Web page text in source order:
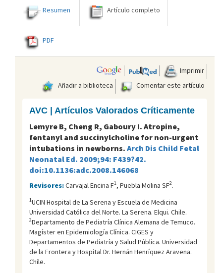
Resumen Artículo completo
PDF
Imprimir
Añadir a biblioteca
Comentar este artículo
AVC | Artículos Valorados Críticamente
Lemyre B, Cheng R, Gaboury I. Atropine,
fentanyl and succinylcholine for non-urgent
intubations in newborns. Arch Dis Child Fetal
Neonatal Ed. 2009;94: F439?42.
doi:10.1136:adc.2008.146068
Revisores:Carvajal Encina F1, Puebla Molina SF2.
1UCIN Hospital de La Serena y Escuela de Medicina
Universidad Católica del Norte. La Serena. Elqui. Chile.
2Departamento de Pediatría Clínica Alemana de Temuco.
Magíster en Epidemiología Clínica. CIGES y
Departamentos de Pediatría y Salud Pública. Universidad
de la Frontera y Hospital Dr. Hernán Henríquez Aravena.
Chile.